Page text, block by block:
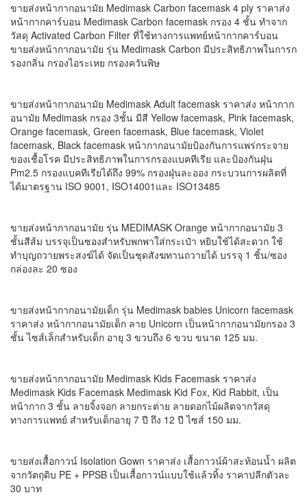
ขายส่งหน้ากากอนามัย Medimask Carbon facemask 4 ply ราคาส่ง
หน้ากากคาร์บอน Medimask Carbon facemask กรอง 4 ชั้น ทำจาก
วัสดุ Activated Carbon Filter ที่ใช้ทางการแพทย์หน้ากากคาร์บอน
ขายส่งหน้ากากอนามัย รุ่น Medimask Carbon มีประสิทธิภาพในการก
รองกลิ่น กรองไอระเหย กรองควันพิษ
ขายส่งหน้ากากอนามัย Medimask Adult facemask ราคาส่ง หน้ากาก
อนามัย Medimask กรอง 3ชั้น มีสี Yellow facemask, Pink facemask,
Orange facemask, Green facemask, Blue facemask, Violet
facemask, Black facemask หน้ากากอนามัยป้องกันการแพร่กระจาย
ของเชื้อโรค มีประสิทธิภาพในการกรองแบคทีเรีย และป้องกันฝุ่น
Pm2.5 กรองแบคทีเรียได้ถึง 99% กรองฝุ่นละออง กระบวนการผลิตที่
ได้มาตรฐาน ISO 9001, ISO14001และ ISO13485
ขายส่งหน้ากากอนามัย รุ่น MEDIMASK Orange หน้ากากอนามัย 3
ชั้นสีส้ม บรรจุเป็นซองสำหรับพกพาใส่กระเป๋า หยิบใช้ได้สะดวก ใช้
ทำบุญถวายพระสงฆ์ได้ จัดเป็นชุดสังฆทานถวายได้ บรรจุ 1 ชิ้น/ซอง
กล่องละ 20 ซอง
ขายส่งหน้ากากอนามัยเด็ก รุ่น Medimask babies Unicorn facemask
ราคาส่ง หน้ากากอนามัยเด็ก ลาย Unicorn เป็นหน้ากากอนามัยกรอง 3
ชั้น ไซส์เล็กสำหรับเด็ก อายุ 3 ขวบถึง 6 ขวบ ขนาด 125 มม.
ขายส่งหน้ากากอนามัย Medimask Kids Facemask ราคาส่ง
Medimask Kids Facemask Medimask Kid Fox, Kid Rabbit, เป็น
หน้ากาก 3 ชั้น ลายจิ้งจอก ลายกระต่าย ลายดอกไม้ผลิตจากวัสดุ
ทางการแพทย์ สำหรับเด็กอายุ 7 ปี ถึง 12 ปี ไซส์ 150 มม.
ขายส่งเสื้อกาวน์ Isolation Gown ราคาส่ง เสื้อกาวน์ผ้าสะท้อนน้ำ ผลิต
จากวัตถุดิบ PE + PPSB เป็นเสื้อกาวน์แบบใช้แล้วทิ้ง ราคาปลีกตัวละ
30 บาท